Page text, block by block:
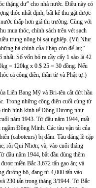
thặng dư” cho nhà nước. Điều này có
thóc nhất định, bất kể thu gặt được
thấp hơn giá thị trường. Cùng với
mua thóc, chính sách trên vét sạch
trung nông bị sạt nghiệp. (Vũ Như
hà chính của Pháp còn để lại;”
Số vốn bỏ ra cầy cấy 1 sào là 42
= 120kg x 0.$ 25 = 30 đồng. Nếu
cả công điền, thần từ và Phật tự.)
Liên Bang Mỹ và Bri-tên cắt đứt hầu
Trong những công điện cuối cùng từ
tình hình kinh tế Đông Dương như
năm 1943. Từ đầu năm 1944, mất
ngầm Đồng Minh. Các tàu vận tải của
(caboteurs) bị đắm. Tàu đáng lẽ cặp
rồi Qui Nhơn; và, vào cuối tháng
đầu năm 1944, bắt đầu dùng thêm
miền Bắc 3,672 tấn gạo ăn; và
đường bộ, đang từ 4,000 tấn vào
230 tấn trong tháng 3/1944. Từ Bắc